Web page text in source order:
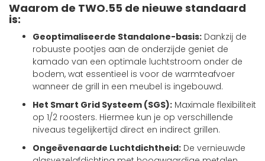
Waarom de TWO.55 de nieuwe standaard
is:
Geoptimaliseerde Standalone-basis: Dankzij de
robuuste pootjes aan de onderzijde geniet de
kamado van een optimale luchtstroom onder de
bodem, wat essentieel is voor de warmteafvoer
wanneer de grill in een meubel is ingebouwd.
Het Smart Grid Systeem (SGS): Maximale flexibiliteit
op 1/2 roosters. Hiermee kun je op verschillende
niveaus tegelijkertijd direct en indirect grillen.
Ongeëvenaarde Luchtdichtheid: De vernieuwde